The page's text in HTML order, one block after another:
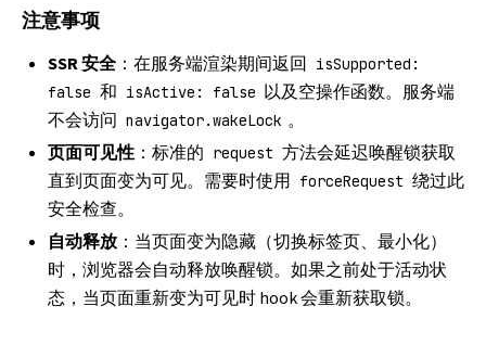
注意事项
SSR 安全 ：在服务端渲染期间返回 isSupported:
false 和 isActive: false 以及空操作函数。服务端
不会访问 navigator.wakeLock 。
页面可见性：标准的 request 方法会延迟唤醒锁获取
直到页面变为可见。需要时使用 forceRequest 绕过此
安全检查。
自动释放：当页面变为隐藏（切换标签页、最小化）
时，浏览器会自动释放唤醒锁。如果之前处于活动状
态，当页面重新变为可见时 hook 会重新获取锁。